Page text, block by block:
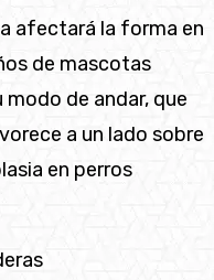
afectará la forma en
de mascotas
de andar, que
a un lado sobre
en perros